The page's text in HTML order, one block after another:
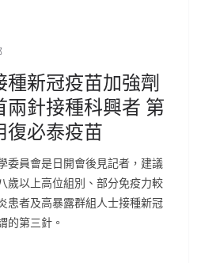
種新冠疫苗加強劑
兩針接種科興者 第
復必泰疫苗
委員會是日開會後見記者，建議
歲以上高位組別、部分免疫力較
患者及高暴露群組人士接種新冠
的第三針。